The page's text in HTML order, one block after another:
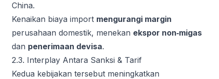
China.
Kenaikan biaya import mengurangi margin
perusahaan domestik, menekan ekspor non‑migas
dan penerimaan devisa.
2.3. Interplay Antara Sanksi & Tarif
Kedua kebijakan tersebut meningkatkan